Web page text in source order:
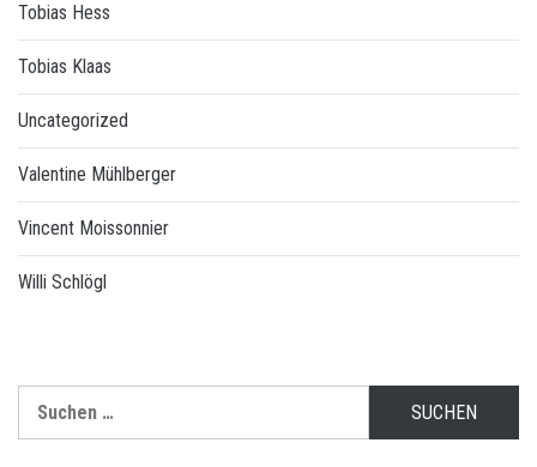
Tobias Hess
Tobias Klaas
Uncategorized
Valentine Mühlberger
Vincent Moissonnier
Willi Schlögl
nach: